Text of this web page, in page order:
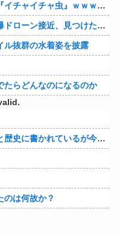
【珍報】日向坂さん新曲タイトル、『イチャイチャ虫』ｗｗｗ★2
ドイツ空港のウクライナ輸送機に自爆ドローン接近、見つけた空港職員が蹴り落とす…高性能プラスチック爆弾搭載！
ル抜群の水着姿を披露
たらどんなのになるのか
織田信雄って、「織田信雄はバカ」と歴史に書かれているが今まで家が残っているんでバカではないよな？
のは何故か？